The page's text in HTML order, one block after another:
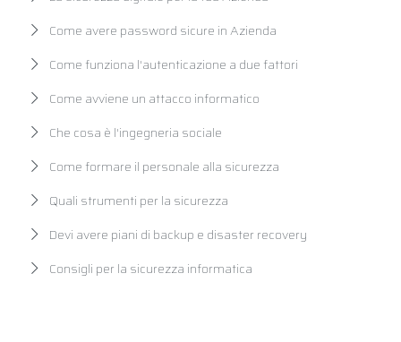
Come avere password sicure in Azienda
Come funziona l'autenticazione a due fattori
Come avviene un attacco informatico
Che cosa è l'ingegneria sociale
Come formare il personale alla sicurezza
Quali strumenti per la sicurezza
Devi avere piani di backup e disaster recovery
Consigli per la sicurezza informatica